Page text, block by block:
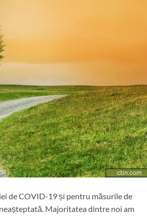
de COVID-19 și pentru măsurile de
Majoritatea dintre noi am